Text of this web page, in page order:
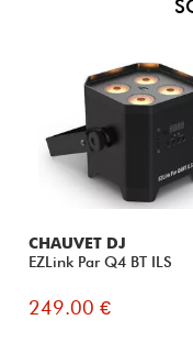
CHAUVET DJ
EZLink Par Q4 BT ILS
249.00 €